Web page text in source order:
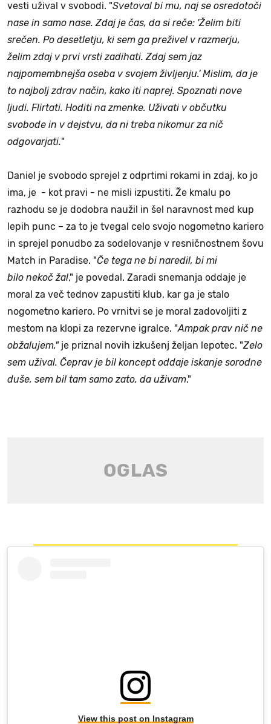
vesti užival v svobodi. "Svetoval bi mu, naj se osredotoči
nase in samo nase. Zdaj je čas, da si reče: 'Želim biti
srečen. Po desetletju, ki sem ga preživel v razmerju,
želim zdaj v prvi vrsti zadihati. Zdaj sem jaz
najpomembnejša oseba v svojem življenju.' Mislim, da je
to najbolj zdrav način, kako iti naprej. Spoznati nove
ljudi. Flirtati. Hoditi na zmenke. Uživati v občutku
svobode in v dejstvu, da ni treba nikomur za nič
odgovarjati."
Daniel je svobodo sprejel z odprtimi rokami in zdaj, ko jo
ima, je - kot pravi - ne misli izpustiti. Že kmalu po
razhodu se je dodobra naužil in šel naravnost med kup
lepih punc – za to je tvegal celo svojo nogometno kariero
in sprejel ponudbo za sodelovanje v resničnostnem šovu
Match in Paradise. "Če tega ne bi naredil, bi mi
bilo nekoč žal," je povedal. Zaradi snemanja oddaje je
moral za več tednov zapustiti klub, kar ga je stalo
nogometno kariero. Po vrnitvi se je moral zadovoljiti z
mestom na klopi za rezervne igralce. "Ampak prav nič ne
obžalujem," je priznal novih izkušenj željan lepotec. "Zelo
sem užival. Čeprav je bil koncept oddaje iskanje sorodne
duše, sem bil tam samo zato, da uživam."
View this post on Instagram